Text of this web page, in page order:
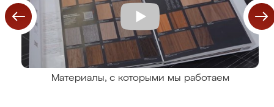
Материалы, с которыми мы работаем